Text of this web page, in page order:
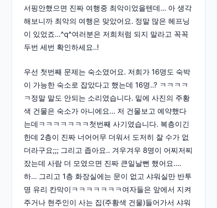
서핑안했으면 진짜 여행중 최악이었을텐데... 아 생각
해보니까 최악의 여행은 맞았어요. 정말 많은 헤프닝
이 있었죠...^q^여러분은 저희처럼 되지 말라고 꼭꼭
두번 세번 확인하세요..!
우선 첫번째 문제는 숙소였어요. 저희가 16명도 숙박
이 가능한 숙소로 잡았다고 했는데 16명..? ㅋㅋㅋㅋ
ㅋ정말 말도 안되는 소리였습니다. 밑에 사진의 주황
색 건물은 숙소가 아니에요... 저 건물보고 예약했다
는데ㅋㅋㅋㅋㅋㅋㅋ첫번째 사기였습니다. 복층이긴
한데 2층이 진짜 너어어무 더워서 도저히 잘 수가 없
더라구요;;; 그리고 좁아요.. 겨우겨우 8명이 어찌저찌
잤는데 사람 더 모였으면 진짜 큰일날뻔 했어요....
하... 그리고 1층 화장실에는 문이 없고 샤워실만 반투
명 유리 칸막이ㅋㅋㅋㅋㅋㅋㅋ여자들은 앞에서 지켜
주거나 현주인이 사는 집(주황색 건물)들어가서 샤워